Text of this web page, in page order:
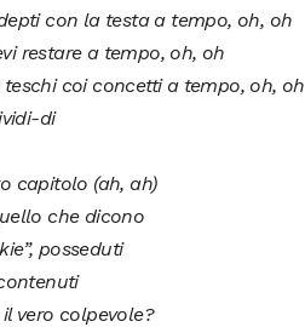
con la testa a tempo, oh, oh
restare a tempo, oh, oh
coi concetti a tempo, oh, oh
di
capitolo (ah, ah)
che dicono
posseduti
vero colpevole?